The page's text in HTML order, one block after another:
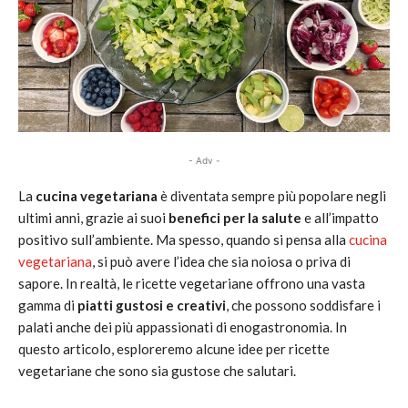
- Adv -
La cucina vegetariana è diventata sempre più popolare negli
ultimi anni, grazie ai suoi benefici per la salute e all’impatto
positivo sull’ambiente. Ma spesso, quando si pensa alla cucina
vegetariana, si può avere l’idea che sia noiosa o priva di
sapore. In realtà, le ricette vegetariane offrono una vasta
gamma di piatti gustosi e creativi, che possono soddisfare i
palati anche dei più appassionati di enogastronomia. In
questo articolo, esploreremo alcune idee per ricette
vegetariane che sono sia gustose che salutari.